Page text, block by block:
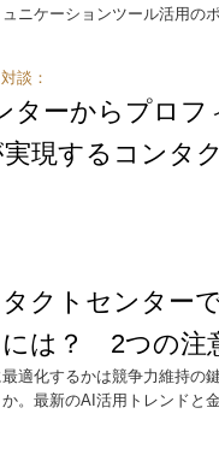
ニケーションツール活用の
談：
ターからプロ
現するコンタ
クトセンター
には？ 2つの注
適化するかは競争力維持の
。最新のAI活用トレンドと